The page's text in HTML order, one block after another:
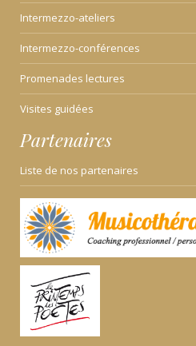
Intermezzo-ateliers
Intermezzo-conférences
Promenades lectures
Visites guidées
Partenaires
Liste de nos partenaires